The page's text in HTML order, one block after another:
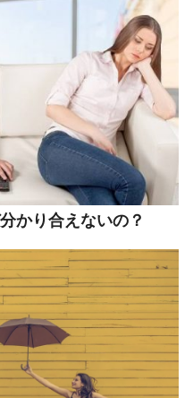
かり合えないの？